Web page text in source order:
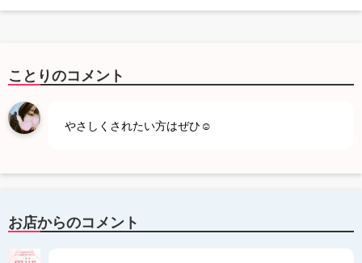
ことりのコメント
やさしくされたい方はぜひ☺︎
お店からのコメント